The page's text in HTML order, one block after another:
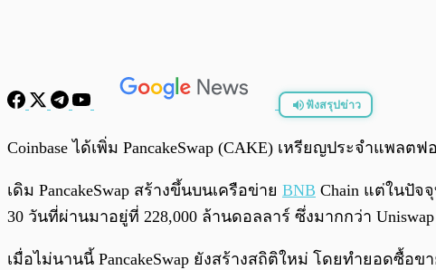
ฟังสรุปข่าว
พร้อมเล่น
Coinbase ได้เพิ่ม PancakeSwap (CAKE) เหรียญประจำแพล
เดิม PancakeSwap สร้างขึ้นบนเครือข่าย BNB Chain แต่ในปัจ
30 วันที่ผ่านมาอยู่ที่ 228,000 ล้านดอลลาร์ ซึ่งมากกว่า
เมื่อไม่นานนี้ PancakeSwap ยังสร้างสถิติใหม่ โดยทำยอดซื้อ